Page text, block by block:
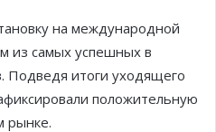
на международной
из самых успешных в
Подведя итоги уходящего
положительную
рынке.